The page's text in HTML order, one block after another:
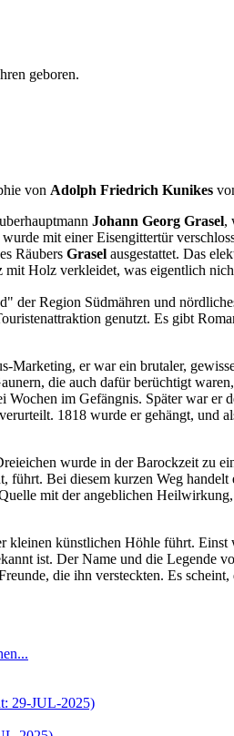
geboren.
von Adolph Friedrich Kunikes
Johann Georg Grasel,
mit einer Eisengittertür
Räubers Grasel ausgestattet. Das
Holz verkleidet, was eigentlich
Region Südmähren und
genutzt. Es gibt
er war ein brutaler,
die auch dafür berüchtigt
im Gefängnis. Später war
1818 wurde er gehängt,
wurde in der Barockzeit zu
führt. Bei diesem kurzen Weg
mit der angeblichen
kleinen künstlichen Höhle führt. Einst
ist. Der Name und die Legende
die ihn versteckten. Es
29-JUL-2025)